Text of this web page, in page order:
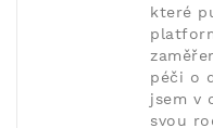
které
péči o
jsem v
svou